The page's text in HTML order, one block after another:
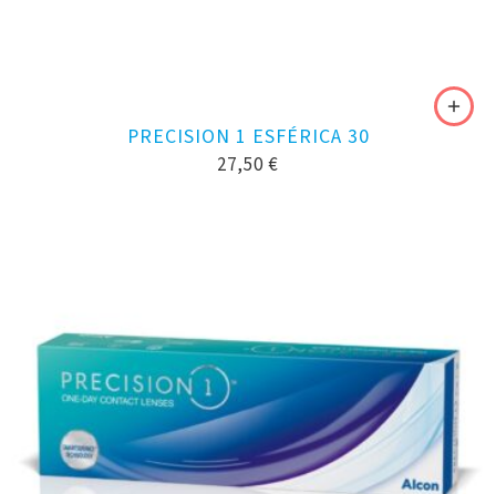
PRECISION 1 ESFÉRICA 30
27,50 €